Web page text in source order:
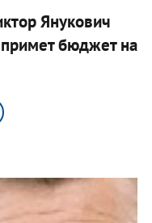
Янукович
примет бюджет на